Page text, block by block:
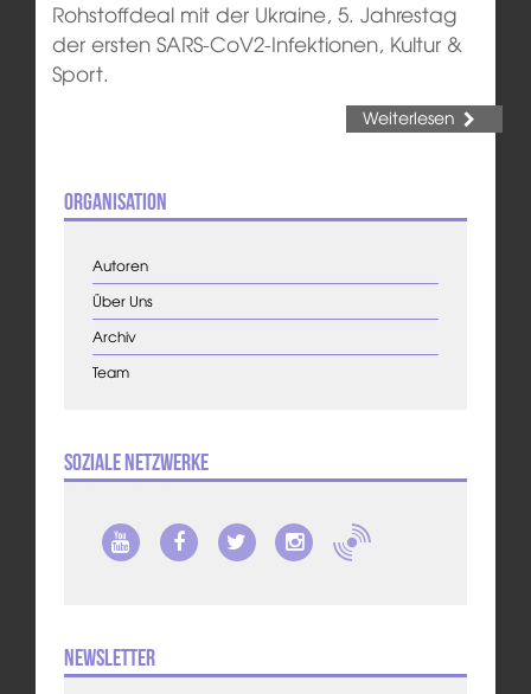
Rohstoffdeal mit der Ukraine, 5. Jahrestag
der ersten SARS-CoV2-Infektionen, Kultur &
Sport.
Weiterlesen
Organisation
Autoren
Über Uns
Archiv
Team
Soziale Netzwerke
Newsletter